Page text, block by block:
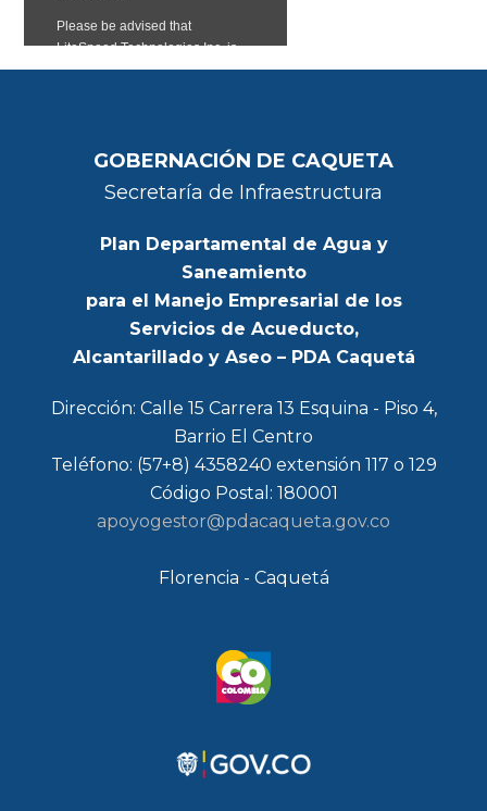
GOBERNACIÓN DE CAQUETA
Secretaría de Infraestructura
Plan Departamental de Agua y
Saneamiento
para el Manejo Empresarial de los
Servicios de Acueducto,
Alcantarillado y Aseo – PDA Caquetá
Dirección: Calle 15 Carrera 13 Esquina - Piso 4,
Barrio El Centro
Teléfono: (57+8) 4358240 extensión 117 o 129
Código Postal: 180001
apoyogestor@pdacaqueta.gov.co
Florencia - Caquetá